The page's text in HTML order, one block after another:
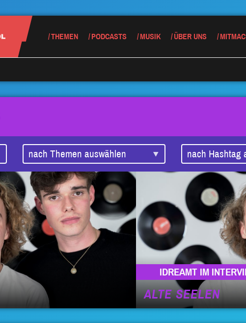
THEMEN PODCASTS MUSIK ÜBER UNS
IDREAMT IM
ALTE SEELEN